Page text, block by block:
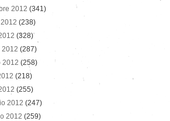
2012 (341)
(238)
(328)
2012 (287)
2012 (258)
(218)
(255)
2012 (247)
2012 (259)